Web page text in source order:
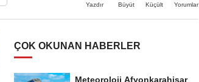
Yazdır Büyüt Küçült Yorumlar
ÇOK OKUNAN HABERLER
Meteoroloji Afyonkarahisar